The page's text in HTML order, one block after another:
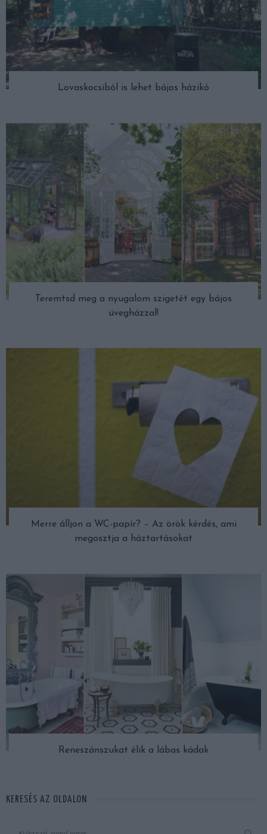
Lovaskocsiból is lehet bájos házikó
Teremtsd meg a nyugalom szigetét egy bájos
üvegházzal!
Merre álljon a WC-papír? – Az örök kérdés, ami
megosztja a háztartásokat
Reneszánszukat élik a lábas kádak
KERESÉS AZ OLDALON